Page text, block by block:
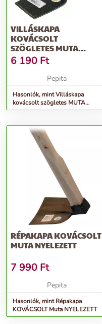
VILLÁSKAPA
KOVÁCSOLT
SZÖGLETES MUTA
NYELEZETT
6 190 Ft
Pepita
Hasonlók, mint Villáskapa
kovácsolt szögletes MUTA
NYELEZETT
RÉPAKAPA KOVÁCSOLT
MUTA NYELEZETT
7 990 Ft
Pepita
Hasonlók, mint Répakapa
KOVÁCSOLT Muta NYELEZETT